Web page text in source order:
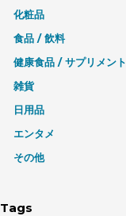
化粧品
食品 / 飲料
健康食品 / サプリメント
雑貨
日用品
エンタメ
その他
Tags